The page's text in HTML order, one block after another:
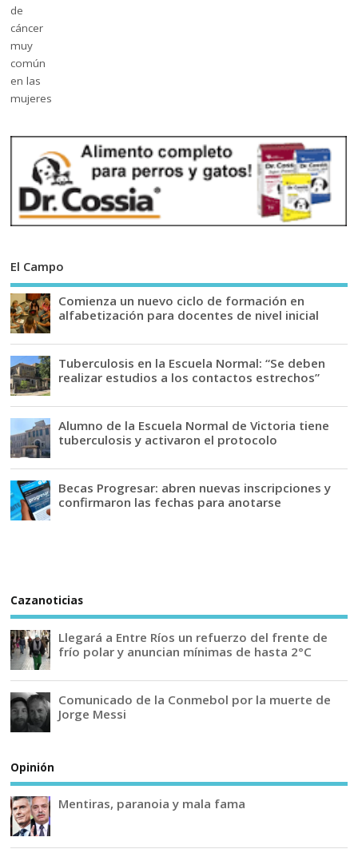
El Campo
Comienza un nuevo ciclo de formación en
alfabetización para docentes de nivel inicial
Tuberculosis en la Escuela Normal: “Se deben
realizar estudios a los contactos estrechos”
Alumno de la Escuela Normal de Victoria tiene
tuberculosis y activaron el protocolo
Becas Progresar: abren nuevas inscripciones y
confirmaron las fechas para anotarse
Cazanoticias
Llegará a Entre Ríos un refuerzo del frente de
frío polar y anuncian mínimas de hasta 2°C
Comunicado de la Conmebol por la muerte de
Jorge Messi
Opinión
Mentiras, paranoia y mala fama